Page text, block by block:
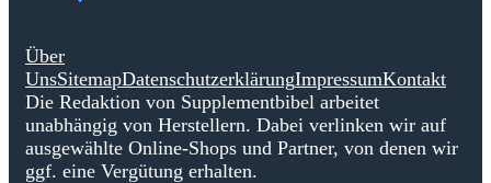
Über
UnsSitemapDatenschutzerklärungImpressumKontakt
Die Redaktion von Supplementbibel arbeitet
unabhängig von Herstellern. Dabei verlinken wir auf
ausgewählte Online-Shops und Partner, von denen wir
ggf. eine Vergütung erhalten.